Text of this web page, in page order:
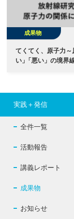
成果物
てくてく、原子力
い」 「悪い」の境界
実践＋発信
全件一覧
活動報告
講義レポート
成果物
お知らせ